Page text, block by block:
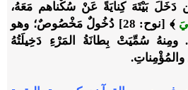
دَخَلَ بَيْتَهَ كِنايَةً عَنْ سُكْناهم مَعَهُ،
﴾ [نوح: 28] دُخُولٌ مَخْصُوصٌ؛ وهو
ومِنهُ سُمِّيَتْ بِطانَةُ المَرْءِ دَخِيلَتُهُ
والمُؤْمِناتِ.